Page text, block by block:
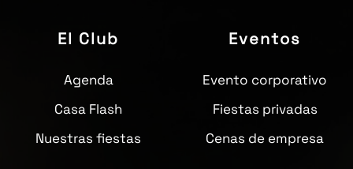
El Club
Agenda
Casa Flash
Nuestras fiestas
Eventos
Evento corporativo
Fiestas privadas
Cenas de empresa